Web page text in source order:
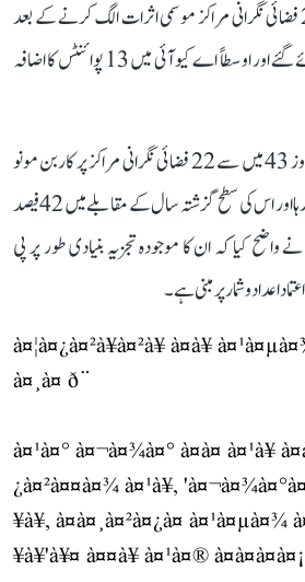
اعداد و شمار رکھنے والے تمام 29 فضائی نگرانی مراکز موسمی اثرات الگ کرنے کے بعد
گزشتہ سال سے زیادہ آلودہ پائے گئے اور اوسطاً اے کیو آئی میں 13 پوائنٹس کا اضافہ
اجے ماکن نے مزید کہا کہ اس روز 43 میں سے 22 فضائی نگرانی مراکز پر کاربن مونو
آکسائیڈ سب سے بڑا آلودہ عنصر رہا اور اس کی سطح گزشتہ سال کے مقابلے میں 42 فیصد
نے واضح کیا کہ ان کا موجودہ تجزیہ بنیادی طور پر پی
à¤¦à¤¿à¤²à¥à¤²à¥ à¤à¥
à¤¸à¤ ð¨
à¤¹à¤° à¤¬à¤¾à¤° à¤à¤ à¤¹à¥
¿à¤²à¤¤à¤¾ à¤¹à¥,
¥à¥, à¤à¤¸à¤²à¤¿à¤
¥à¥'à¥¤ à¤¤à¥ à¤¹à¤®